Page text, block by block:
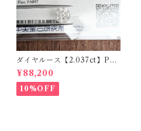
ダイヤルース【2.037ct】PR
O208851
¥88,200
10%OFF